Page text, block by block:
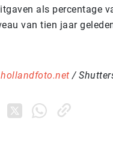
als percentage
van tien jaar
/